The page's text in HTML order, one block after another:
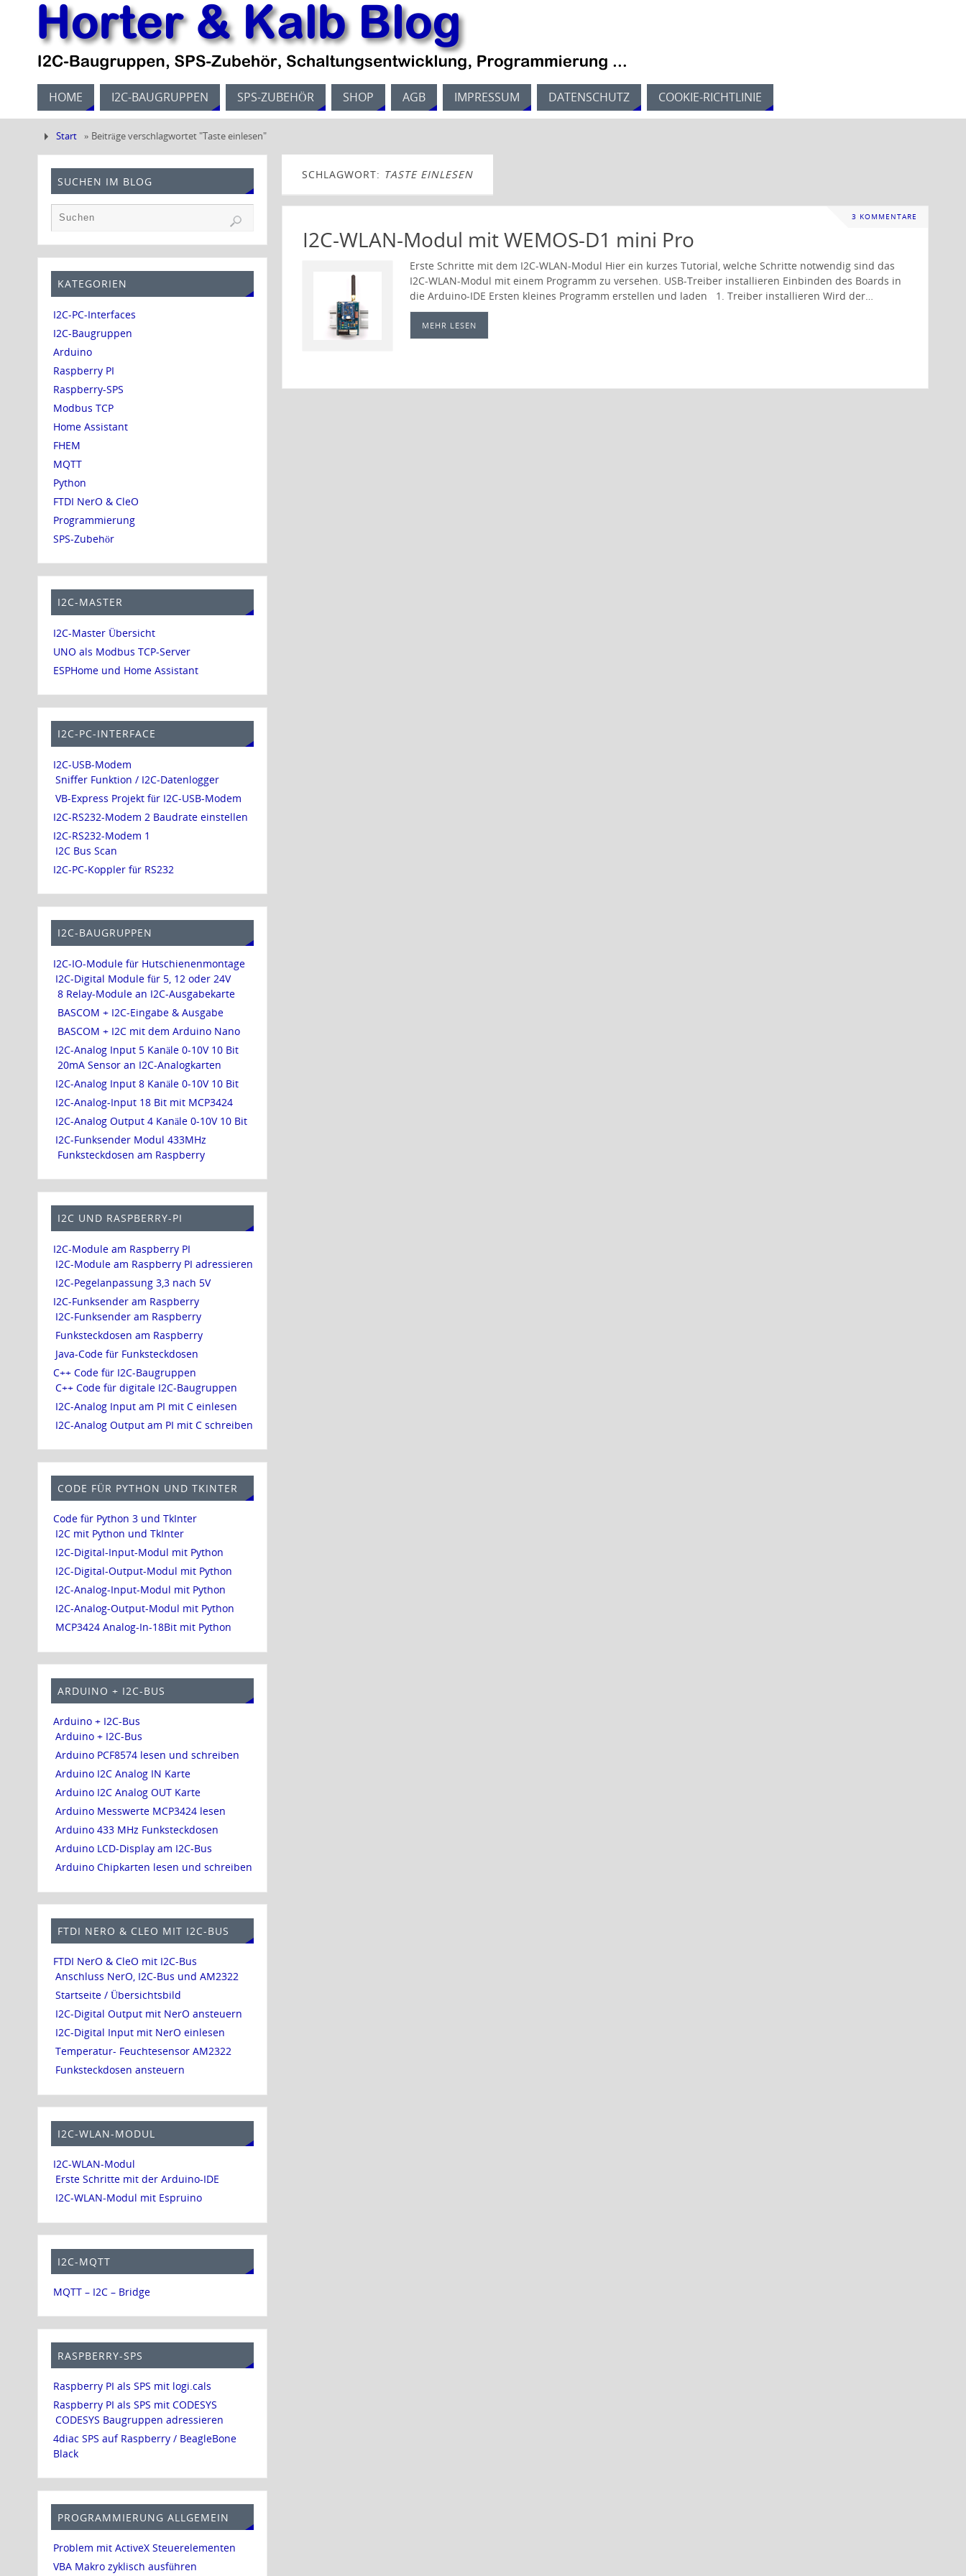
HOME I2C-BAUGRUPPEN SPS-ZUBEHÖR SHOP AGB IMPRESSUM DATENSCHUTZ COOKIE-RICHTLINIE
Start » Beiträge verschlagwortet "Taste einlesen"
SCHLAGWORT: TASTE EINLESEN
3 KOMMENTARE
I2C-WLAN-Modul mit WEMOS-D1 mini Pro
Erste Schritte mit dem I2C-WLAN-Modul Hier ein kurzes Tutorial, welche Schritte notwendig sind das
I2C-WLAN-Modul mit einem Programm zu versehen. USB-Treiber installieren Einbinden des Boards in
die Arduino-IDE Ersten kleines Programm erstellen und laden 1. Treiber installieren Wird der…
MEHR LESEN
SUCHEN IM BLOG
KATEGORIEN
I2C-PC-Interfaces
I2C-Baugruppen
Arduino
Raspberry PI
Raspberry-SPS
Modbus TCP
Home Assistant
FHEM
MQTT
Python
FTDI NerO & CleO
Programmierung
SPS-Zubehör
I2C-MASTER
I2C-Master Übersicht
UNO als Modbus TCP-Server
ESPHome und Home Assistant
I2C-PC-INTERFACE
I2C-USB-Modem
Sniffer Funktion / I2C-Datenlogger
VB-Express Projekt für I2C-USB-Modem
I2C-RS232-Modem 2 Baudrate einstellen
I2C-RS232-Modem 1
I2C Bus Scan
I2C-PC-Koppler für RS232
I2C-BAUGRUPPEN
I2C-IO-Module für Hutschienenmontage
I2C-Digital Module für 5, 12 oder 24V
8 Relay-Module an I2C-Ausgabekarte
BASCOM + I2C-Eingabe & Ausgabe
BASCOM + I2C mit dem Arduino Nano
I2C-Analog Input 5 Kanäle 0-10V 10 Bit
20mA Sensor an I2C-Analogkarten
I2C-Analog Input 8 Kanäle 0-10V 10 Bit
I2C-Analog-Input 18 Bit mit MCP3424
I2C-Analog Output 4 Kanäle 0-10V 10 Bit
I2C-Funksender Modul 433MHz
Funksteckdosen am Raspberry
I2C UND RASPBERRY-PI
I2C-Module am Raspberry PI
I2C-Module am Raspberry PI adressieren
I2C-Pegelanpassung 3,3 nach 5V
I2C-Funksender am Raspberry
I2C-Funksender am Raspberry
Funksteckdosen am Raspberry
Java-Code für Funksteckdosen
C++ Code für I2C-Baugruppen
C++ Code für digitale I2C-Baugruppen
I2C-Analog Input am PI mit C einlesen
I2C-Analog Output am PI mit C schreiben
CODE FÜR PYTHON UND TKINTER
Code für Python 3 und TkInter
I2C mit Python und TkInter
I2C-Digital-Input-Modul mit Python
I2C-Digital-Output-Modul mit Python
I2C-Analog-Input-Modul mit Python
I2C-Analog-Output-Modul mit Python
MCP3424 Analog-In-18Bit mit Python
ARDUINO + I2C-BUS
Arduino + I2C-Bus
Arduino + I2C-Bus
Arduino PCF8574 lesen und schreiben
Arduino I2C Analog IN Karte
Arduino I2C Analog OUT Karte
Arduino Messwerte MCP3424 lesen
Arduino 433 MHz Funksteckdosen
Arduino LCD-Display am I2C-Bus
Arduino Chipkarten lesen und schreiben
FTDI NERO & CLEO MIT I2C-BUS
FTDI NerO & CleO mit I2C-Bus
Anschluss NerO, I2C-Bus und AM2322
Startseite / Übersichtsbild
I2C-Digital Output mit NerO ansteuern
I2C-Digital Input mit NerO einlesen
Temperatur- Feuchtesensor AM2322
Funksteckdosen ansteuern
I2C-WLAN-MODUL
I2C-WLAN-Modul
Erste Schritte mit der Arduino-IDE
I2C-WLAN-Modul mit Espruino
I2C-MQTT
MQTT – I2C – Bridge
RASPBERRY-SPS
Raspberry PI als SPS mit logi.cals
Raspberry PI als SPS mit CODESYS
CODESYS Baugruppen adressieren
4diac SPS auf Raspberry / BeagleBone
Black
PROGRAMMIERUNG ALLGEMEIN
Problem mit ActiveX Steuerelementen
VBA Makro zyklisch ausführen